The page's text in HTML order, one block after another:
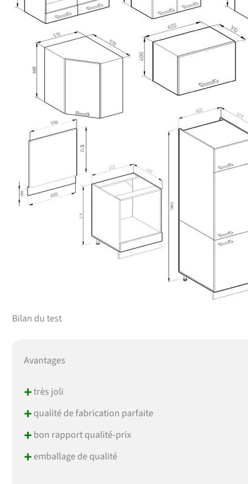
Bilan du test
Avantages
+très joli
+qualité de fabrication parfaite
+bon rapport qualité-prix
+emballage de qualité